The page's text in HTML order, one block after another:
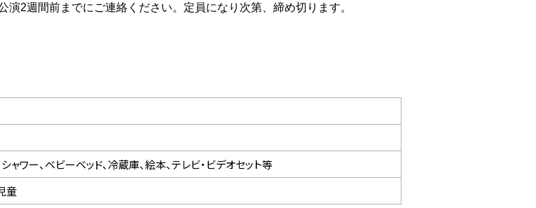
2週間前までにご連絡ください。定員になり次第、締め切ります。
ャワー、ベビーベッド、冷蔵庫、絵本、テレビ・ビデオセット等
童